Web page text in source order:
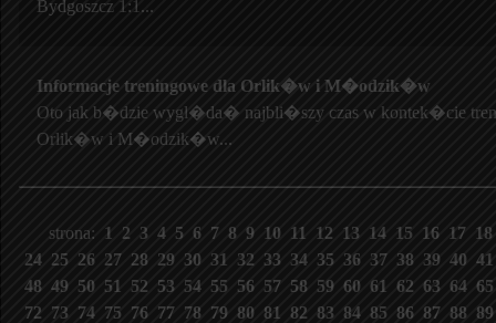
Bydgoszcz 1:1...
Informacje treningowe dla Orlik�w i M�odzik�w
Oto jak b�dzie wygl�da� najbli�szy czas w kontek�cie
Orlik�w i M�odzik�w...
strona: 1 2 3 4 5 6 7 8 9 10 11 12 13 14 15 16 17 18
24 25 26 27 28 29 30 31 32 33 34 35 36 37 38 39 40
48 49 50 51 52 53 54 55 56 57 58 59 60 61 62 63 64
72 73 74 75 76 77 78 79 80 81 82 83 84 85 86 87 88